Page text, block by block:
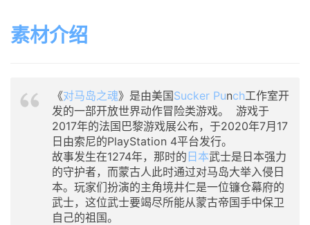
素材介绍
《对马岛之魂》是由美国Sucker Punch工作室开
发的一部开放世界动作冒险类游戏。 游戏于
2017年的法国巴黎游戏展公布，于2020年7月17
日由索尼的PlayStation 4平台发行。
故事发生在1274年，那时的 日本武士是日本强力
的守护者，而蒙古人此时通过对马岛大举入侵日
本。玩家们扮演的主角境井仁是一位镰仓幕府的
武士，这位武士要竭尽所能从蒙古帝国手中保卫
自己的祖国。